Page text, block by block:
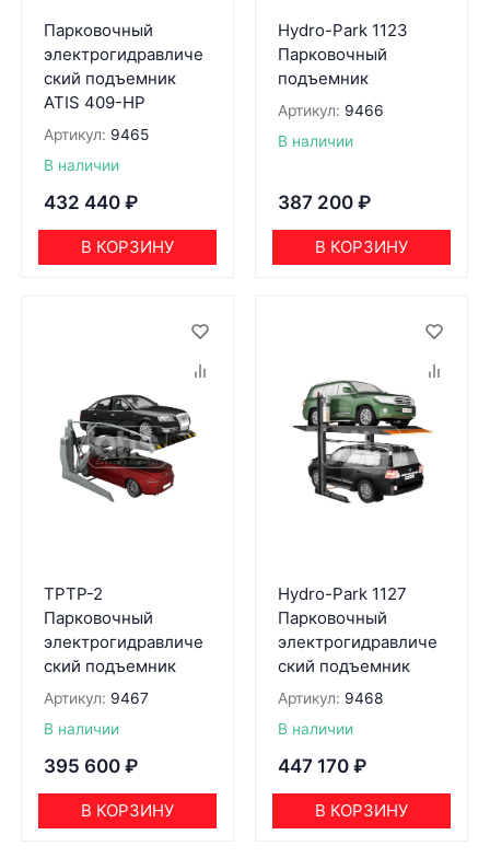
Парковочный
электрогидравличе
ский подъемник
ATIS 409-HP
Артикул: 9465
В наличии
432 440 ₽
В КОРЗИНУ
Hydro-Park 1123
Парковочный
подъемник
Артикул: 9466
В наличии
387 200 ₽
В КОРЗИНУ
TPTP-2
Парковочный
электрогидравличе
ский подъемник
Артикул: 9467
В наличии
395 600 ₽
В КОРЗИНУ
Hydro-Park 1127
Парковочный
электрогидравличе
ский подъемник
Артикул: 9468
В наличии
447 170 ₽
В КОРЗИНУ